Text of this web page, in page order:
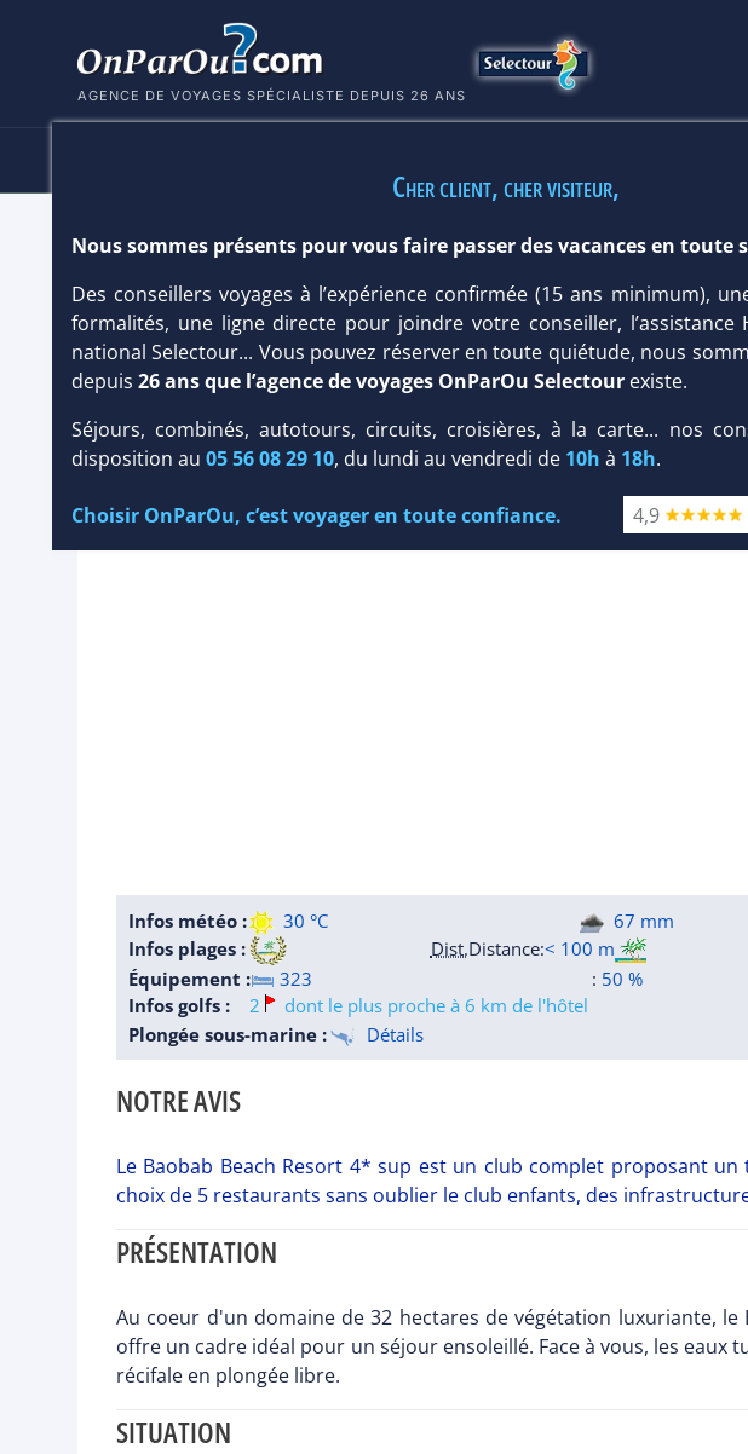
AGENCE DE VOYAGES SPÉCIALISTE DEPUIS 26 ANS
HÔTEL BAOBAB BEACH RESORT 4* SUP
HôtelClub
Infos météo : 30 °C 67 mm
Infos plages :
Dist.Distance:< 100 m
Équipement :
323 : 50 %
Infos golfs :
2
dont le plus proche à 6 km de l'hôtel
Plongée sous-marine :
Détails
NOTRE AVIS
Le Baobab Beach Resort 4* sup est un club complet proposant
choix de 5 restaurants sans oublier le club enfants, des
PRÉSENTATION
Au coeur d'un domaine de 32 hectares de végétation luxuriante,
offre un cadre idéal pour un séjour ensoleillé. Face à vous, les
récifale en plongée libre.
SITUATION
Cher client, cher visiteur,
Nous sommes présents pour vous faire passer des vacances en toute
Des conseillers voyages à l’expérience confirmée (15 ans minimum),
formalités, une ligne directe pour joindre votre conseiller, l’assistance
national Selectour... Vous pouvez réserver en toute quiétude, nous
depuis 26 ans que l’agence de voyages OnParOu Selectourexiste.
Séjours, combinés, autotours, circuits, croisières, à la carte... nos
disposition au 05 56 08 29 10, du lundi au vendredi de 10h à 18h.
Choisir OnParOu, c’est voyager en toute confiance. 4,9